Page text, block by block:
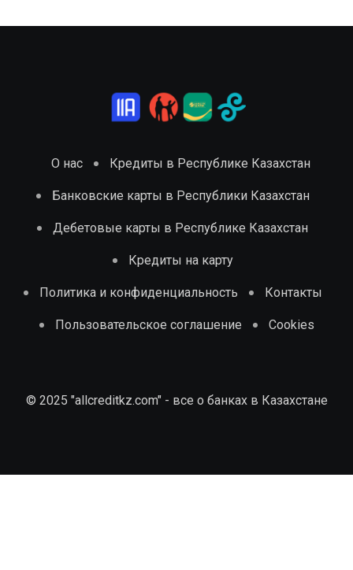
О нас Кредиты в Республике Казахстан
Банковские карты в Республики Казахстан
Дебетовые карты в Республике Казахстан
Кредиты на карту
Политика и конфиденциальность Контакты
Пользовательское соглашение Cookies
© 2025 "allcreditkz.com" - все о банках в Казахстане